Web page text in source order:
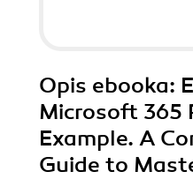
Opis ebooka:
Microsoft 365
Example. A
Guide to